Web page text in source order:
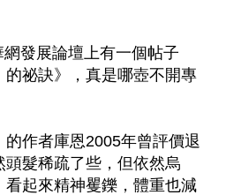
發展論壇上有一個帖子
的祕訣》，真是哪壺不開專
作者庫恩2005年曾評價退
髮稀疏了些，但依然烏
起來精神矍鑠，體重也減